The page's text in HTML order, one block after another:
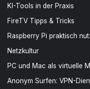
KI-Tools in der Praxis
FireTV Tipps & Tricks
Raspberry Pi praktisch
Netzkultur
PC und Mac als virtuelle
Anonym Surfen: VPN-